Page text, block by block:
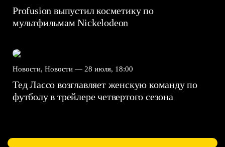
Profusion выпустил косметику по
мультфильмам Nickelodeon
Новости, Новости — 28 июля, 18:00
Тед Лассо возглавляет женскую команду по
футболу в трейлере четвертого сезона